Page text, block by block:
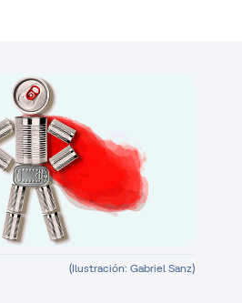
(Ilustración: Gabriel Sanz)